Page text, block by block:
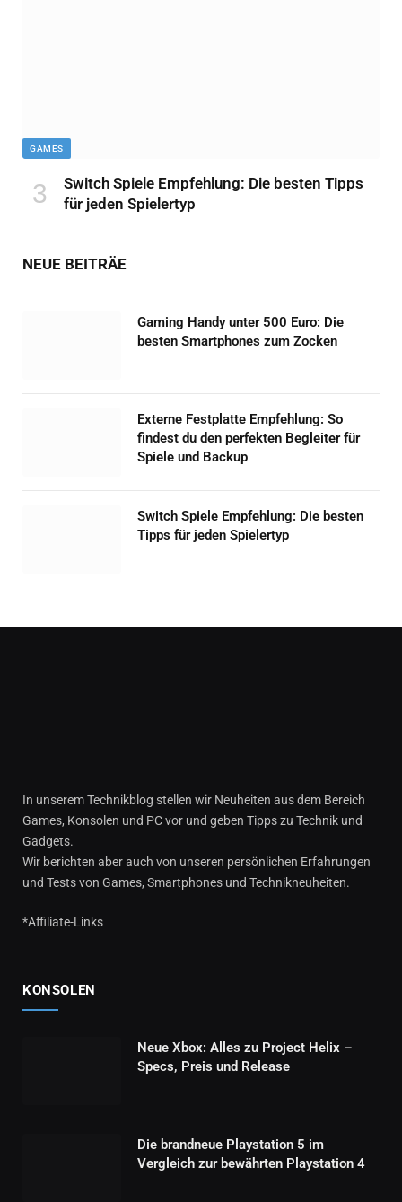
GAMES
Switch Spiele Empfehlung: Die besten Tipps
für jeden Spielertyp
NEUE BEITRÄE
Gaming Handy unter 500 Euro: Die
besten Smartphones zum Zocken
Externe Festplatte Empfehlung: So
findest du den perfekten Begleiter für
Spiele und Backup
Switch Spiele Empfehlung: Die besten
Tipps für jeden Spielertyp
In unserem Technikblog stellen wir Neuheiten aus dem Bereich
Games, Konsolen und PC vor und geben Tipps zu Technik und
Gadgets.
Wir berichten aber auch von unseren persönlichen Erfahrungen
und Tests von Games, Smartphones und Technikneuheiten.
*Affiliate-Links
KONSOLEN
Neue Xbox: Alles zu Project Helix –
Specs, Preis und Release
Die brandneue Playstation 5 im
Vergleich zur bewährten Playstation 4